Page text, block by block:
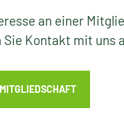
an einer
Sie Kontakt mit uns